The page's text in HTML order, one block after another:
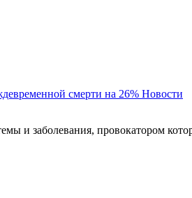
смерти на 26% Новости
и заболевания, провокатором